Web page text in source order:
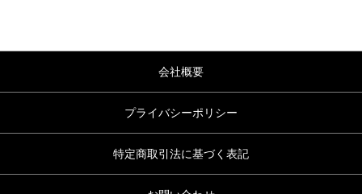
会社概要
プライバシーポリシー
特定商取引法に基づく表記